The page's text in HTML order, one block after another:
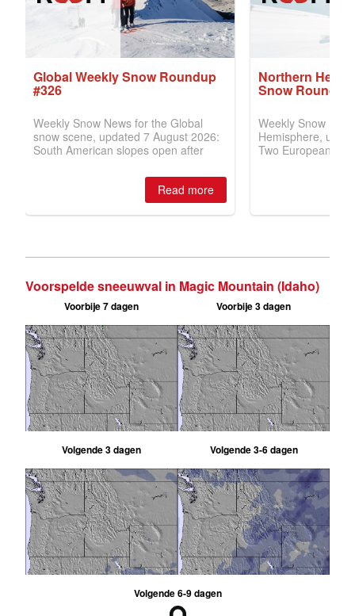
Voorspelde sneeuwval in Magic Mountain (Idaho)
Voorbije 7 dagen Voorbije 3 dagen
Volgende 3 dagen Volgende 3-6 dagen
Volgende 6-9 dagen